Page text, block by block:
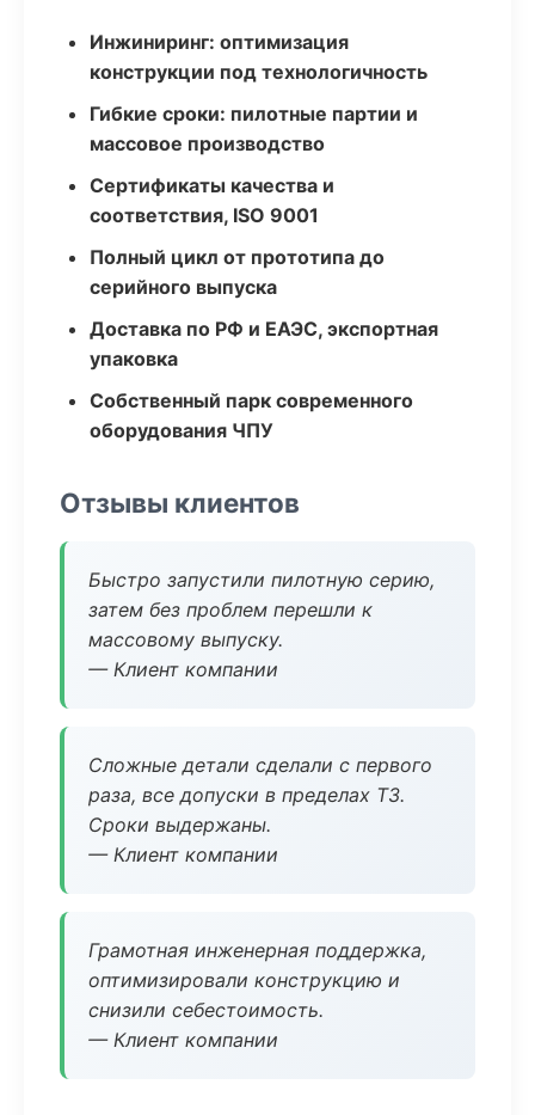
Инжиниринг: оптимизация
конструкции под технологичность
Гибкие сроки: пилотные партии и
массовое производство
Сертификаты качества и
соответствия, ISO 9001
Полный цикл от прототипа до
серийного выпуска
Доставка по РФ и ЕАЭС, экспортная
упаковка
Собственный парк современного
оборудования ЧПУ
Отзывы клиентов
Быстро запустили пилотную серию,
затем без проблем перешли к
массовому выпуску.
— Клиент компании
Сложные детали сделали с первого
раза, все допуски в пределах ТЗ.
Сроки выдержаны.
— Клиент компании
Грамотная инженерная поддержка,
оптимизировали конструкцию и
снизили себестоимость.
— Клиент компании